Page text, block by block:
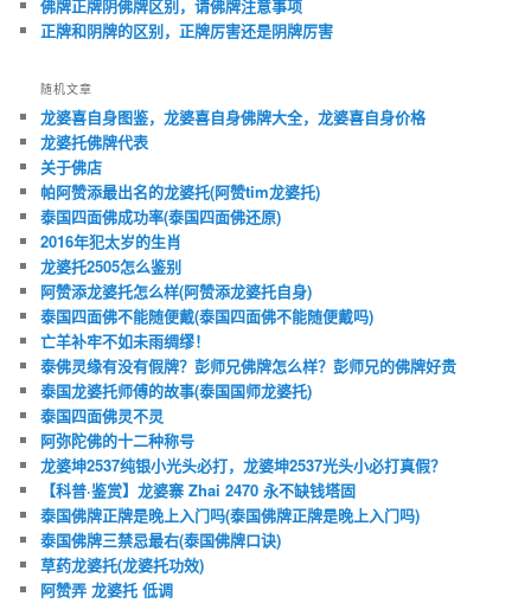
佛牌正牌阴佛牌区别，请佛牌注意事项
正牌和阴牌的区别，正牌厉害还是阴牌厉害
随机文章
龙婆喜自身图鉴，龙婆喜自身佛牌大全，龙婆喜自身价格
龙婆托佛牌代表
关于佛店
帕阿赞添最出名的龙婆托(阿赞tim龙婆托)
泰国四面佛成功率(泰国四面佛还原)
2016年犯太岁的生肖
龙婆托2505怎么鉴别
阿赞添龙婆托怎么样(阿赞添龙婆托自身)
泰国四面佛不能随便戴(泰国四面佛不能随便戴吗)
亡羊补牢不如未雨绸缪！
泰佛灵缘有没有假牌？彭师兄佛牌怎么样？彭师兄的佛牌好贵
泰国龙婆托师傅的故事(泰国国师龙婆托)
泰国四面佛灵不灵
阿弥陀佛的十二种称号
龙婆坤2537纯银小光头必打，龙婆坤2537光头小必打真假？
【科普·鉴赏】龙婆寨 Zhai 2470 永不缺钱塔固
泰国佛牌正牌是晚上入门吗(泰国佛牌正牌是晚上入门吗)
泰国佛牌三禁忌最右(泰国佛牌口诀)
草药龙婆托(龙婆托功效)
阿赞弄 龙婆托 低调